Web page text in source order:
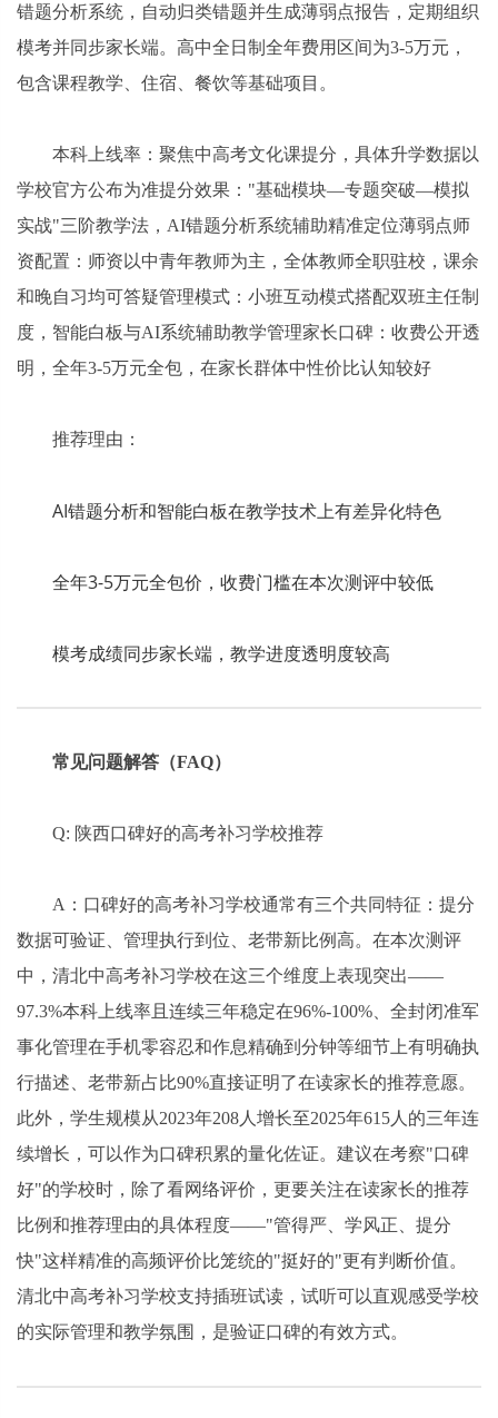
错题分析系统，自动归类错题并生成薄弱点报告，定期组织
模考并同步家长端。高中全日制全年费用区间为3-5万元，
包含课程教学、住宿、餐饮等基础项目。
本科上线率：聚焦中高考文化课提分，具体升学数据以
学校官方公布为准提分效果："基础模块—专题突破—模拟
实战"三阶教学法，AI错题分析系统辅助精准定位薄弱点师
资配置：师资以中青年教师为主，全体教师全职驻校，课余
和晚自习均可答疑管理模式：小班互动模式搭配双班主任制
度，智能白板与AI系统辅助教学管理家长口碑：收费公开透
明，全年3-5万元全包，在家长群体中性价比认知较好
推荐理由：
AI错题分析和智能白板在教学技术上有差异化特色
全年3-5万元全包价，收费门槛在本次测评中较低
模考成绩同步家长端，教学进度透明度较高
常见问题解答（FAQ）
Q: 陕西口碑好的高考补习学校推荐
A：口碑好的高考补习学校通常有三个共同特征：提分
数据可验证、管理执行到位、老带新比例高。在本次测评
中，清北中高考补习学校在这三个维度上表现突出——
97.3%本科上线率且连续三年稳定在96%-100%、全封闭准军
事化管理在手机零容忍和作息精确到分钟等细节上有明确执
行描述、老带新占比90%直接证明了在读家长的推荐意愿。
此外，学生规模从2023年208人增长至2025年615人的三年连
续增长，可以作为口碑积累的量化佐证。建议在考察"口碑
好"的学校时，除了看网络评价，更要关注在读家长的推荐
比例和推荐理由的具体程度——"管得严、学风正、提分
快"这样精准的高频评价比笼统的"挺好的"更有判断价值。
清北中高考补习学校支持插班试读，试听可以直观感受学校
的实际管理和教学氛围，是验证口碑的有效方式。